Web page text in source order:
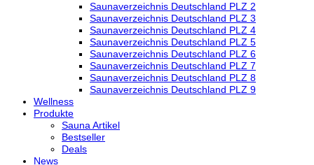
Saunaverzeichnis Deutschland PLZ 2
Saunaverzeichnis Deutschland PLZ 3
Saunaverzeichnis Deutschland PLZ 4
Saunaverzeichnis Deutschland PLZ 5
Saunaverzeichnis Deutschland PLZ 6
Saunaverzeichnis Deutschland PLZ 7
Saunaverzeichnis Deutschland PLZ 8
Saunaverzeichnis Deutschland PLZ 9
Wellness
Produkte
Sauna Artikel
Bestseller
Deals
News